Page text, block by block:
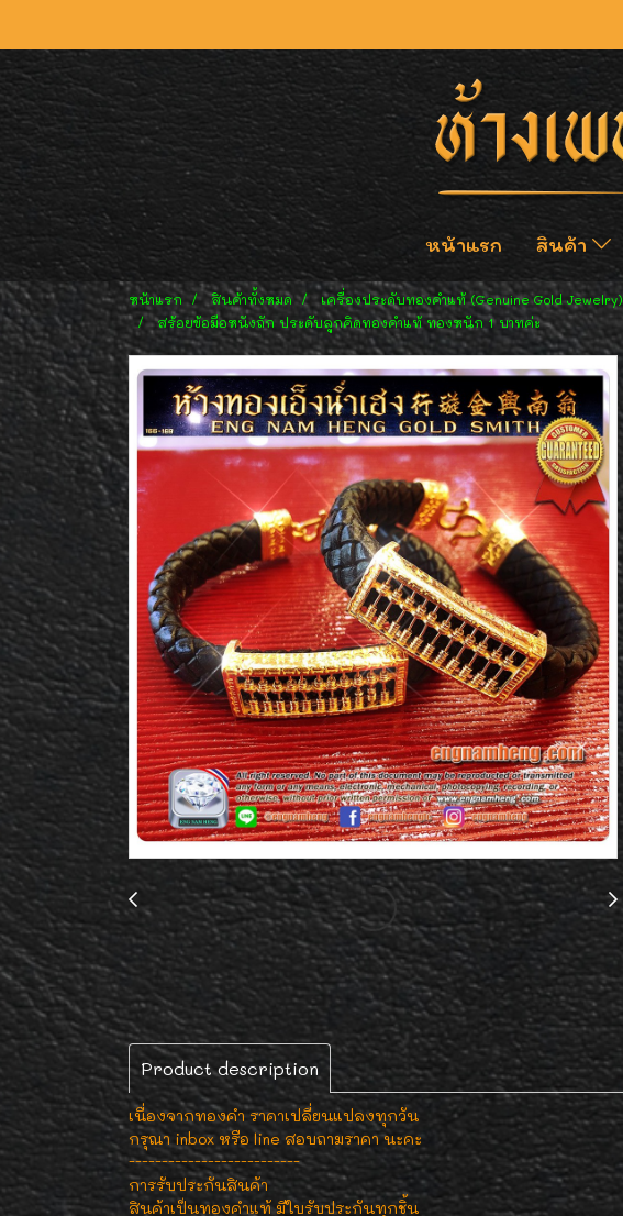
หน้าแรก สินค้า
หน้าแรก สินค้าทั้งหมด เครื่องประดับทองคำแท้ (Genuine Gold Jewelry)
สร้อยข้อมือหนังถัก ประดับลูกคิดทองคำแท้ ทองหนัก 1 บาทค่ะ
Product description
เนื่องจากทองคำ ราคาเปลี่ยนแปลงทุกวัน
กรุณา inbox หรือ line สอบถามราคา นะคะ
--------------------------
การรับประกันสินค้า
สินค้าเป็นทองคำแท้ มีใบรับประกันทุกชิ้น